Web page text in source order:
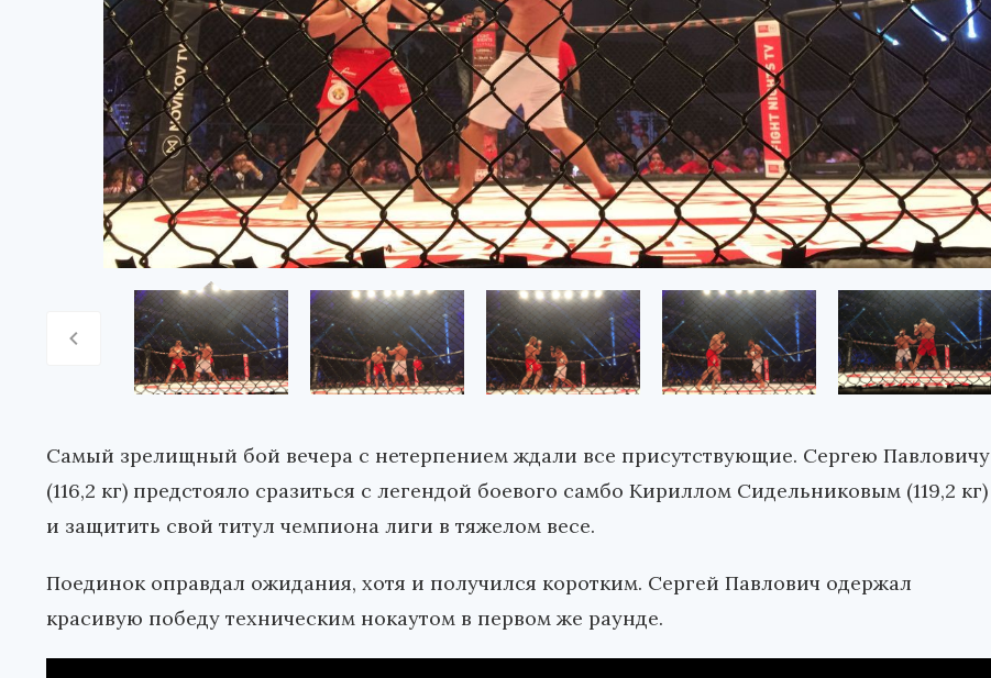
Самый зрелищный бой вечера с нетерпением ждали все присутствующие. Сергею Павловичу
(116,2 кг) предстояло сразиться с легендой боевого самбо Кириллом Сидельниковым (119,2 кг)
и защитить свой титул чемпиона лиги в тяжелом весе.
Поединок оправдал ожидания, хотя и получился коротким. Сергей Павлович одержал
красивую победу техническим нокаутом в первом же раунде.